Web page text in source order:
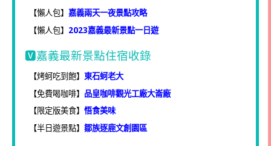
【懶人包】 嘉義兩天一夜景點攻略
【懶人包】 2023嘉義最新景點一日遊
🆅嘉義最新景點住宿收錄
【烤蚵吃到飽】 東石蚵老大
【免費喝咖啡】 品皇咖啡觀光工廠大崙廠
【限定版美食】 悟食美味
【半日遊景點】 鄒族逐鹿文創園區